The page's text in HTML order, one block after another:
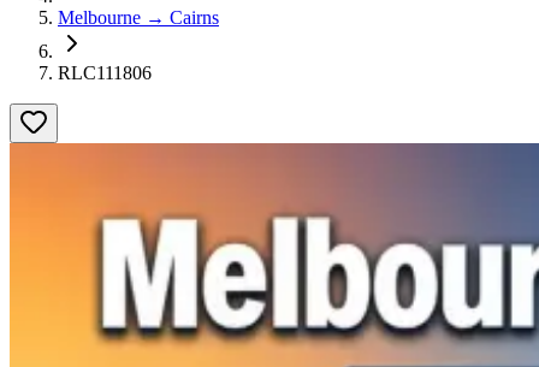
Melbourne → Cairns
RLC111806